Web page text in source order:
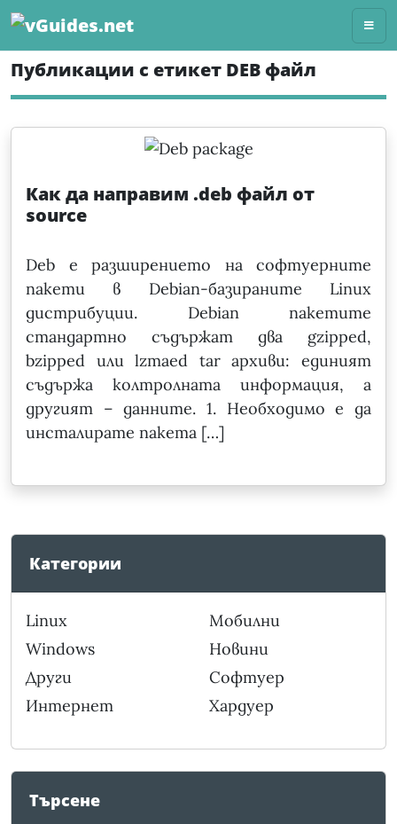
Skip
content
Публикации с етикет DEB файл
Как да направим .deb файл от
source
Deb е разширението на софтуерните
пакети в Debian-базираните Linux
дистрибуции. Debian пакетите
стандартно съдържат два gzipped,
bzipped или lzmaed tar архиви: единият
съдържа колтролната информация, а
другият – данните. 1. Необходимо е да
инсталирате пакета […]
Категории
Linux
Windows
Други
Интернет
Мобилни
Новини
Софтуер
Хардуер
Търсене